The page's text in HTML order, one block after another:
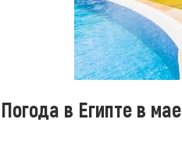
Погода в Египте в мае